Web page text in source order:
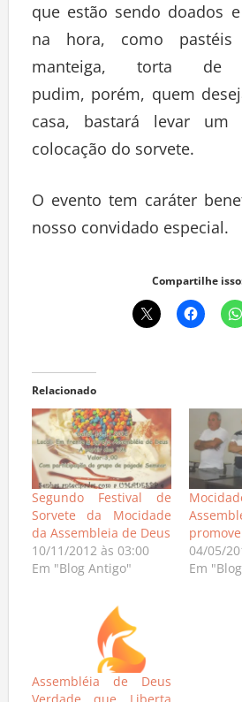
que estão sendo doados
na hora, como
manteiga, torta de
pudim, porém, quem
casa, bastará levar um
colocação do sorvete.
O evento tem caráter
nosso convidado especial.
Compartilhe
Relacionado
Segundo Festival de
Sorvete da Mocidade
da Assembleia de Deus
10/11/2012 às 03:00
Em "Blog Antigo"
04/05/
Em
Assembléia de Deus